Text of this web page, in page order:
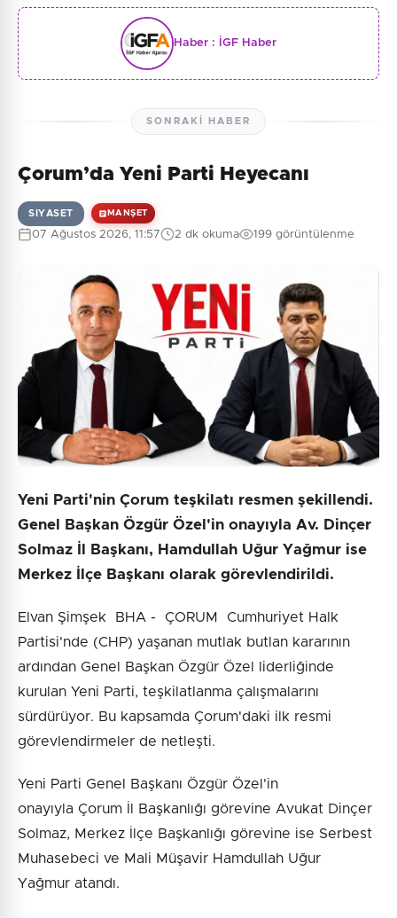
Haber : İGF Haber
SONRAKI HABER
Çorum’da Yeni Parti Heyecanı
SIYASET MANŞET
07 Ağustos 2026, 11:57 2 dk okuma 199 görüntülenme
Yeni Parti'nin Çorum teşkilatı resmen şekillendi.
Genel Başkan Özgür Özel'in onayıyla Av. Dinçer
Solmaz İl Başkanı, Hamdullah Uğur Yağmur ise
Merkez İlçe Başkanı olarak görevlendirildi.
Elvan Şimşek BHA - ÇORUM Cumhuriyet Halk
Partisi'nde (CHP) yaşanan mutlak butlan kararının
ardından Genel Başkan Özgür Özel liderliğinde
kurulan Yeni Parti, teşkilatlanma çalışmalarını
sürdürüyor. Bu kapsamda Çorum'daki ilk resmi
görevlendirmeler de netleşti.
Yeni Parti Genel Başkanı Özgür Özel'in
onayıyla Çorum İl Başkanlığı görevine Avukat Dinçer
Solmaz, Merkez İlçe Başkanlığı görevine ise Serbest
Muhasebeci ve Mali Müşavir Hamdullah Uğur
Yağmur atandı.